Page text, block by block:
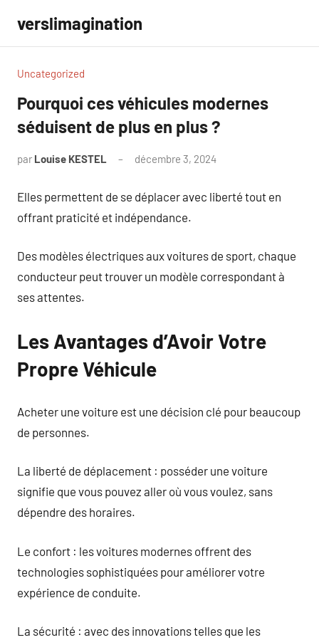
contenu
verslimagination
Uncategorized
Pourquoi ces véhicules modernes
séduisent de plus en plus ?
par Louise KESTEL décembre 3, 2024
Elles permettent de se déplacer avec liberté tout en
offrant praticité et indépendance.
Des modèles électriques aux voitures de sport, chaque
conducteur peut trouver un modèle correspondant à
ses attentes.
Les Avantages d’Avoir Votre
Propre Véhicule
Acheter une voiture est une décision clé pour beaucoup
de personnes.
La liberté de déplacement : posséder une voiture
signifie que vous pouvez aller où vous voulez, sans
dépendre des horaires.
Le confort : les voitures modernes offrent des
technologies sophistiquées pour améliorer votre
expérience de conduite.
La sécurité : avec des innovations telles que les